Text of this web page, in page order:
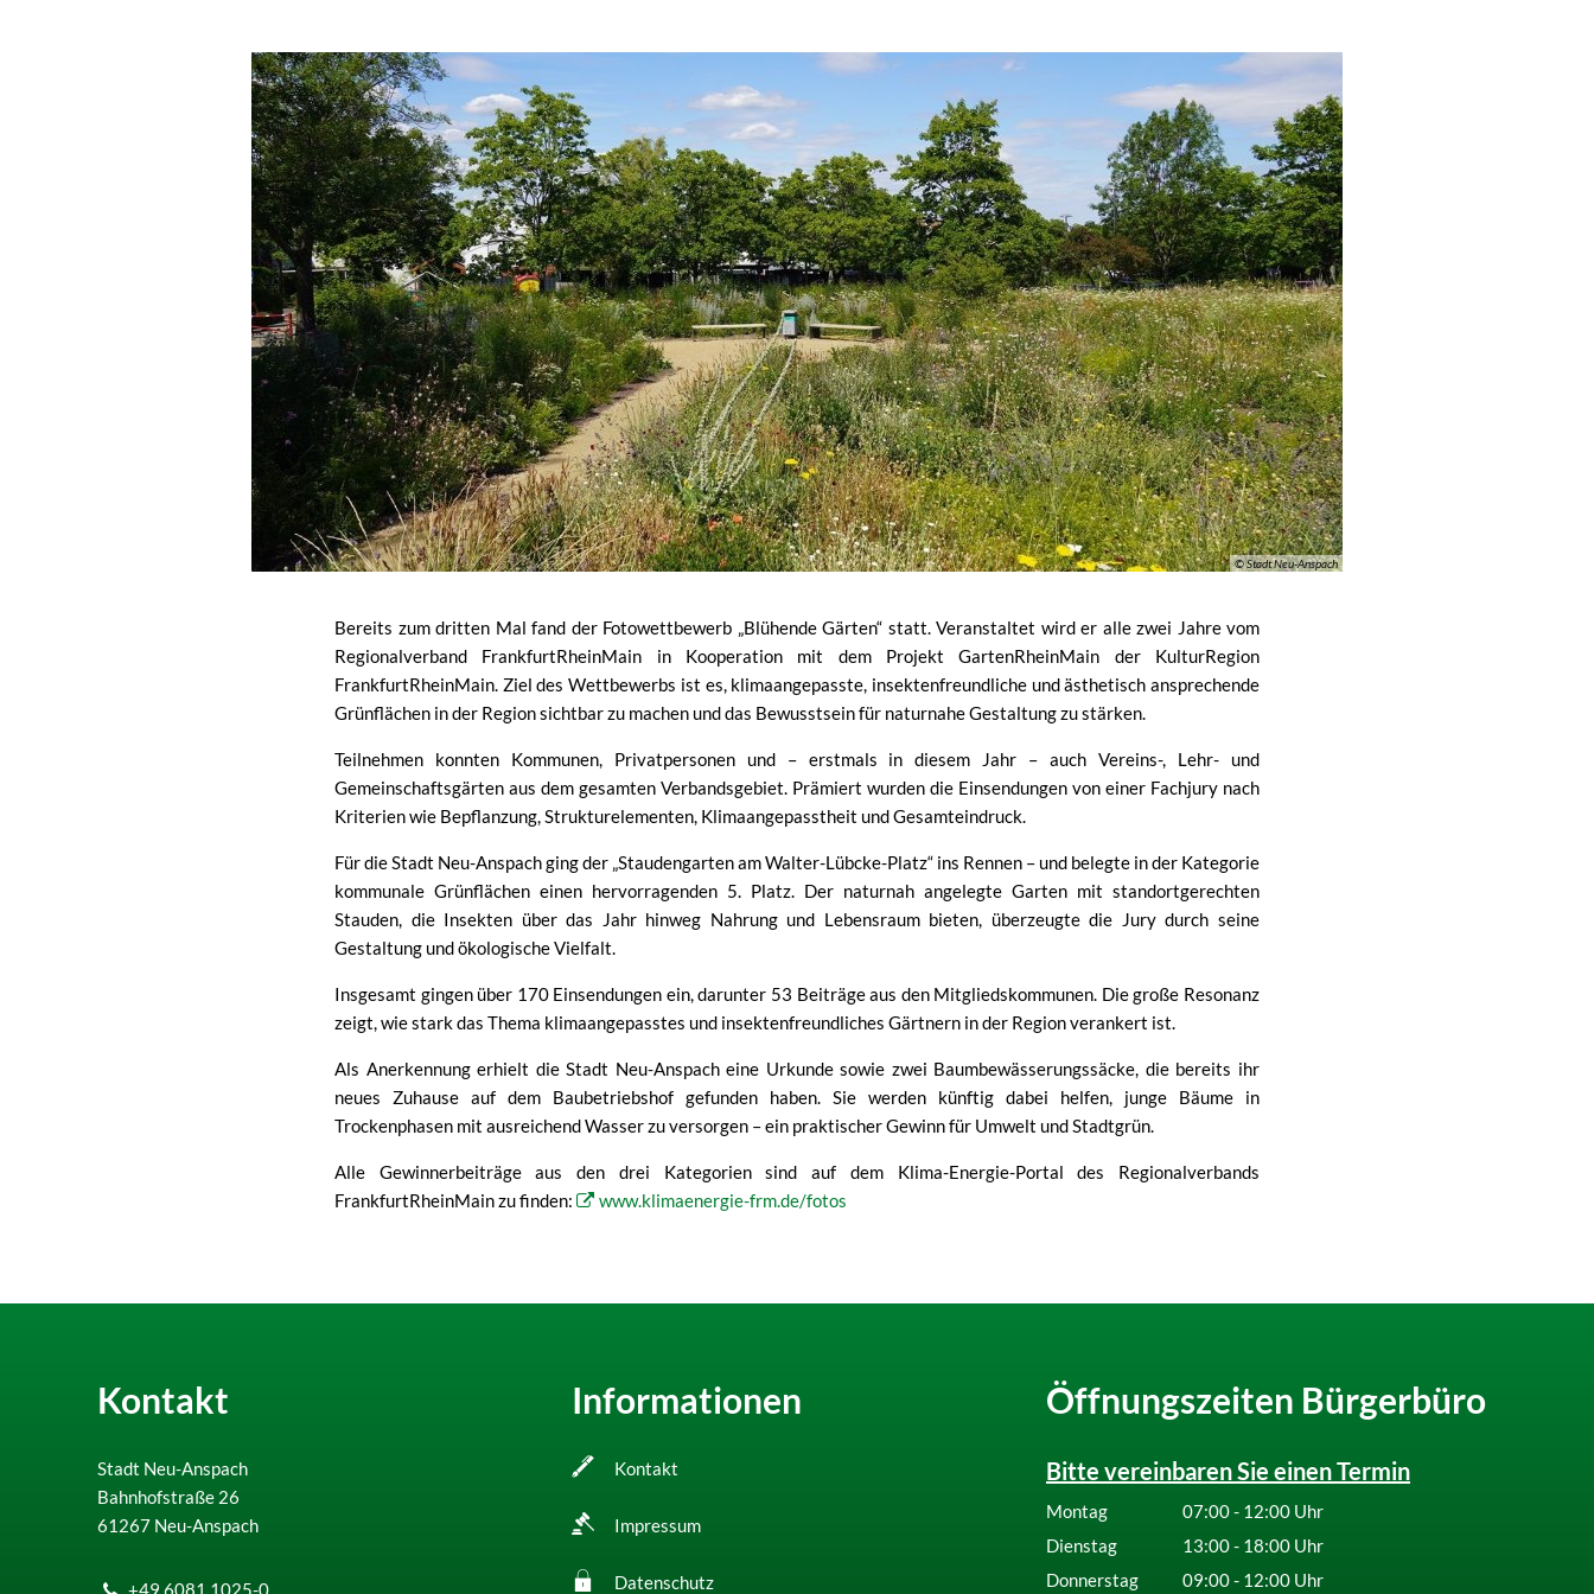
© Stadt Neu-Anspach
Bereits zum dritten Mal fand der Fotowettbewerb „Blühende Gärten“ statt. Veranstaltet wird er alle zwei Jahre vom
Regionalverband FrankfurtRheinMain in Kooperation mit dem Projekt GartenRheinMain der KulturRegion
FrankfurtRheinMain. Ziel des Wettbewerbs ist es, klimaangepasste, insektenfreundliche und ästhetisch ansprechende
Grünflächen in der Region sichtbar zu machen und das Bewusstsein für naturnahe Gestaltung zu stärken.
Teilnehmen konnten Kommunen, Privatpersonen und – erstmals in diesem Jahr – auch Vereins-, Lehr- und
Gemeinschaftsgärten aus dem gesamten Verbandsgebiet. Prämiert wurden die Einsendungen von einer Fachjury nach
Kriterien wie Bepflanzung, Strukturelementen, Klimaangepasstheit und Gesamteindruck.
Für die Stadt Neu-Anspach ging der „Staudengarten am Walter-Lübcke-Platz“ ins Rennen – und belegte in der Kategorie
kommunale Grünflächen einen hervorragenden 5. Platz. Der naturnah angelegte Garten mit standortgerechten
Stauden, die Insekten über das Jahr hinweg Nahrung und Lebensraum bieten, überzeugte die Jury durch seine
Gestaltung und ökologische Vielfalt.
Insgesamt gingen über 170 Einsendungen ein, darunter 53 Beiträge aus den Mitgliedskommunen. Die große Resonanz
zeigt, wie stark das Thema klimaangepasstes und insektenfreundliches Gärtnern in der Region verankert ist.
Als Anerkennung erhielt die Stadt Neu-Anspach eine Urkunde sowie zwei Baumbewässerungssäcke, die bereits ihr
neues Zuhause auf dem Baubetriebshof gefunden haben. Sie werden künftig dabei helfen, junge Bäume in
Trockenphasen mit ausreichend Wasser zu versorgen – ein praktischer Gewinn für Umwelt und Stadtgrün.
Alle Gewinnerbeiträge aus den drei Kategorien sind auf dem Klima-Energie-Portal des Regionalverbands
FrankfurtRheinMain zu finden:
www.klimaenergie-frm.de/fotos
Kontakt
Stadt Neu-Anspach
Bahnhofstraße 26
61267 Neu-Anspach
+49 6081 1025-0
Informationen
Kontakt
Impressum
Datenschutz
Öffnungszeiten Bürgerbüro
Bitte vereinbaren Sie einen Termin
Montag 07:00- 12:00 Uhr
Von 07:00 bis 12:00 Uhr
Dienstag 13:00- 18:00 Uhr
Von 13:00 bis 18:00 Uhr
Donnerstag 09:00- 12:00 Uhr